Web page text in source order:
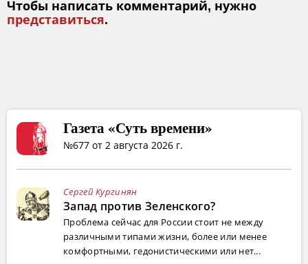
Чтобы написать комментарий, нужно
представиться.
Газета «Суть времени»
№677 от 2 августа 2026 г.
Сергей Кургинян
Запад против Зеленского?
Проблема сейчас для России стоит не между
различными типами жизни, более или менее
комфортными, гедонистическими или нет...